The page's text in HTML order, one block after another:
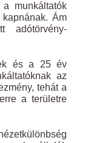
munkáltatók
kapnának. Ám
adótörvény-
és a 25 év
az
tehát a
a területre